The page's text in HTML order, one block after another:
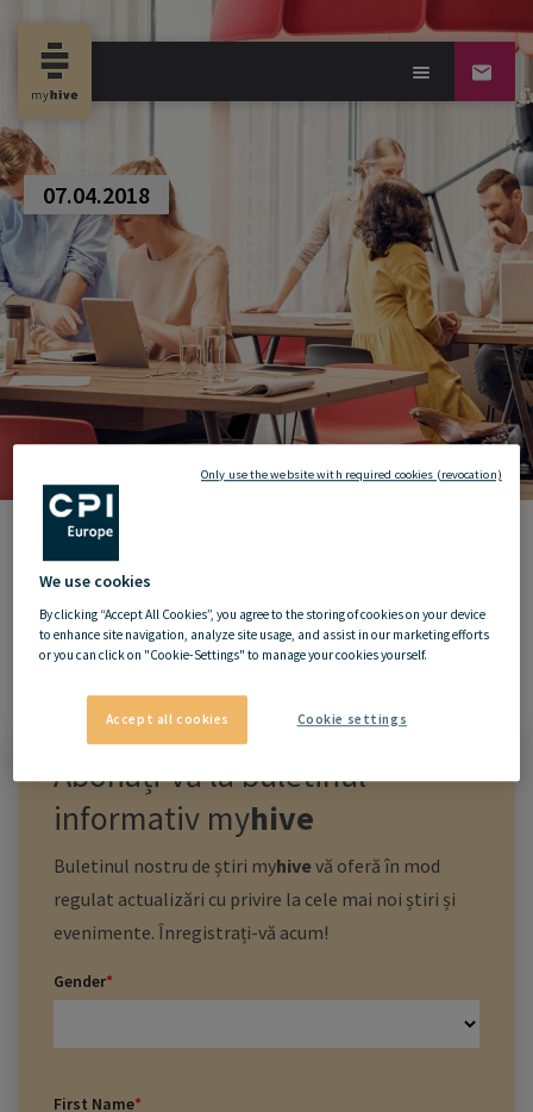
new property
07.04.2018
Abonați-vă la buletinul
informativ myhive
Buletinul nostru de știri myhivevă oferă în mod
regulat actualizări cu privire la cele mai noi știri și
evenimente. Înregistrați-vă acum!
Gender*
First Name*
We use cookies
By clicking “Accept All Cookies”, you agree to the storing of cookies on your device
to enhance site navigation, analyze site usage, and assist in our marketing efforts
or you can click on "Cookie-Settings" to manage your cookies yourself.
Accept all cookies Cookie settings
Only use the website with required cookies (revocation)